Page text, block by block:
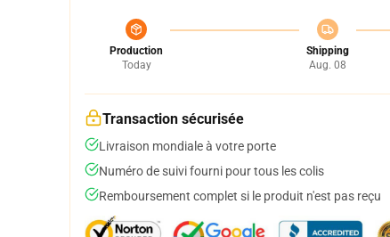
Production
Today
Shipping
Aug. 08
Transaction sécurisée
Livraison mondiale à votre porte
Numéro de suivi fourni pour tous les colis
Remboursement complet si le produit n'est pas reçu